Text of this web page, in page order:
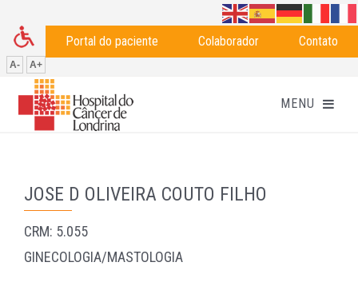
Portal do paciente Colaborador Contato
A- A+
JOSE D OLIVEIRA COUTO FILHO
CRM: 5.055
GINECOLOGIA/MASTOLOGIA